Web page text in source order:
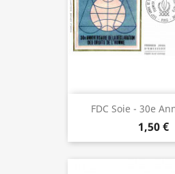
FDC Soie - 30e
1,50 €